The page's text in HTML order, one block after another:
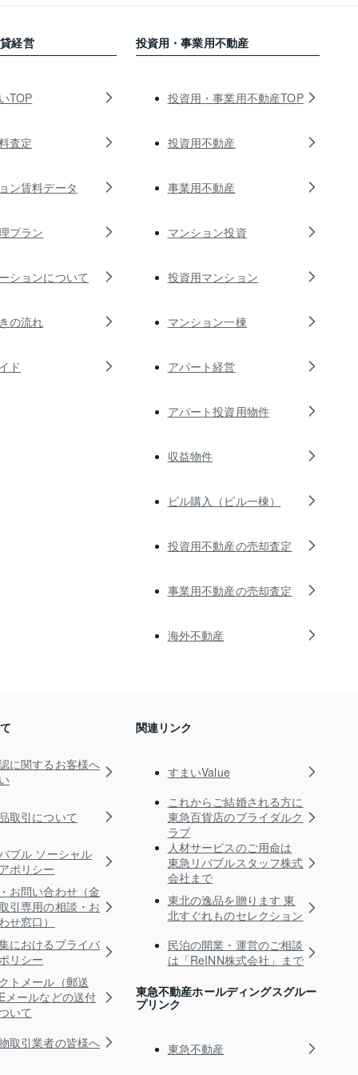
経営
TOP
査定
ン賃料データ
プラン
ションについて
の流れ
ド
投資用・事業用不動産
投資用・事業用不動産TOP
投資用不動産
事業用不動産
マンション投資
投資用マンション
マンション一棟
アパート経営
アパート投資用物件
収益物件
ビル購入（ビル一棟）
投資用不動産の売却査定
事業用不動産の売却査定
海外不動産
に関するお客様へ
取引について
ブル ソーシャル
ポリシー
お問い合わせ（金
引専用の相談・お
せ窓口）
におけるプライバ
リシー
トメール（郵送
メールなどの送付
いて
取引業者の皆様へ
関連リンク
すまいValue
これからご結婚される方に
東急百貨店のブライダルク
ラブ
人材サービスのご用命は
東急リバブルスタッフ株式
会社まで
東北の逸品を贈ります 東
北すぐれものセレクション
民泊の開業・運営のご相談
は「ReINN株式会社」まで
東急不動産ホールディングスグルー
プリンク
東急不動産